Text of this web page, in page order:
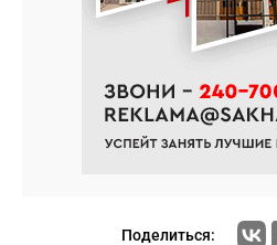
Поделиться: